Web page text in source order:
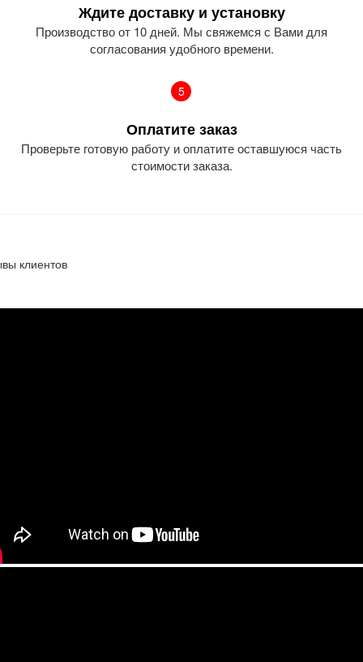
Ждите доставку и установку
Производство от 10 дней. Мы свяжемся с Вами для
согласования удобного времени.
5
Оплатите заказ
Проверьте готовую работу и оплатите оставшуюся часть
стоимости заказа.
клиентов